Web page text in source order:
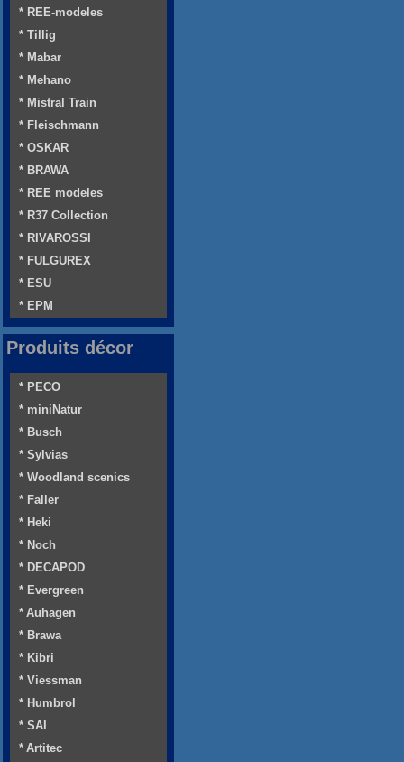
* REE-modeles
* Tillig
* Mabar
* Mehano
* Mistral Train
* Fleischmann
* OSKAR
* BRAWA
* REE modeles
* R37 Collection
* RIVAROSSI
* FULGUREX
* ESU
* EPM
Produits décor
* PECO
* miniNatur
* Busch
* Sylvias
* Woodland scenics
* Faller
* Heki
* Noch
* DECAPOD
* Evergreen
* Auhagen
* Brawa
* Kibri
* Viessman
* Humbrol
* SAI
* Artitec